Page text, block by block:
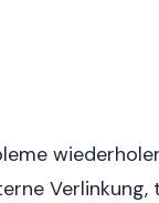
Verlinkung,